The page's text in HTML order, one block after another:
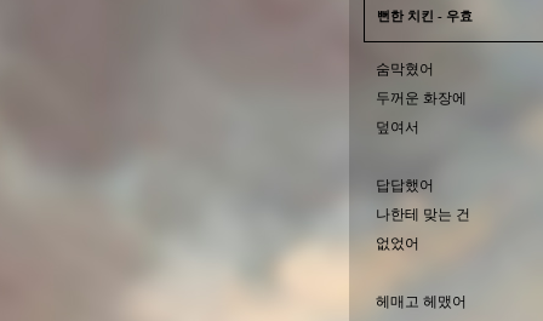
뻔한 치킨 - 우효
숨막혔어
두꺼운 화장에
덮여서
답답했어
나한테 맞는 건
없었어
헤매고 헤맸어